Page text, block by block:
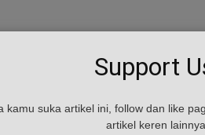
Support
kamu suka artikel ini, follow dan like
artikel keren lainnya.